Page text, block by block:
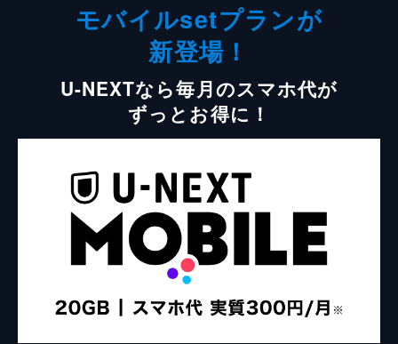
モバイルsetプランが
新登場！
U-NEXTなら毎月のスマホ代が
ずっとお得に！